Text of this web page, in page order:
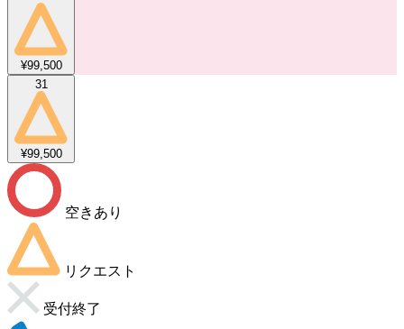
¥99,500
31
¥99,500
空きあり
リクエスト
受付終了